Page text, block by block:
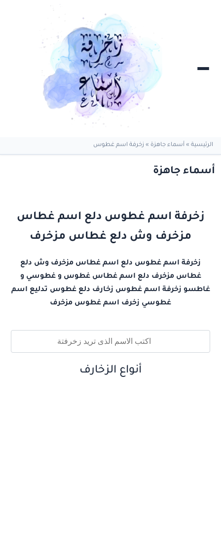
الرئيسية » أسماء جاهزة » زخرفة اسم غطوس
أسماء جاهزة
زخرفة اسم غطوس دلع اسم غطاس
مزخرف وش دلع غطاس مزخرف
زخرفة اسم غطوس دلع اسم غطاس مزخرف وش دلع
غطاس مزخرف دلع اسم غطاس غطوس و غطوسي و
غاطسو زخرفة اسم غطوس زخارف دلع غطوس تدليع اسم
غطوسي زخرف اسم غطوس مزخرف
أنواع الزخارف